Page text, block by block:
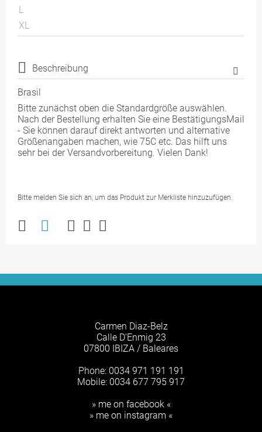
L
XL
Beschreibung
Brasil
Bitte zunächst oben die Standardgröße auswählen.
Nach der Bestellung erhalten Sie eine BestätigungsMail
- Sie können darauf direkt antworten und alternative
Größenangaben machen, wie 75C etc. Das hilft uns
sehr bei der Versandvorbereitung. Vielen Dank!
Bitte melden Sie sich an, um das Produkt zur Merkliste hinzuzufügen.
Carmen Diaz-Belz
Calle D'Enmig 23
07800 IBIZA / Baleares
Phone: 0034 971 191 191
Mobile: 0034 677 795 917
» me on facebook «
» me on instagram «